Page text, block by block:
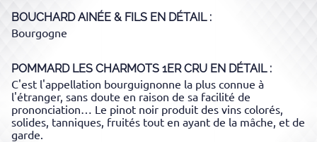
BOUCHARD AINÉE & FILS EN DÉTAIL :
Bourgogne
POMMARD LES CHARMOTS 1ER CRU EN DÉTAIL :
C'est l'appellation bourguignonne la plus connue à
l'étranger, sans doute en raison de sa facilité de
prononciation… Le pinot noir produit des vins colorés,
solides, tanniques, fruités tout en ayant de la mâche, et de
garde.